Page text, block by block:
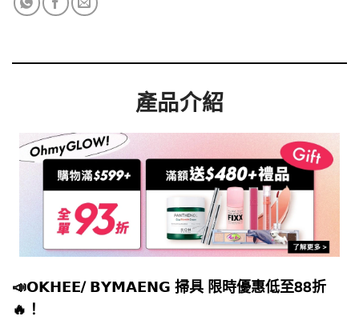
產品介紹
📣𝗢𝗞𝗛𝗘𝗘/ 𝗕𝗬𝗠𝗔𝗘𝗡𝗚 掃具 限時優惠低至88折
🔥！